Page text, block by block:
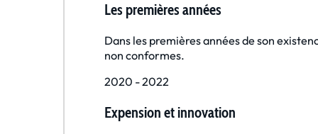
Les premières années
Dans les premières années de son
non conformes.
2020 - 2022
Expension et innovation